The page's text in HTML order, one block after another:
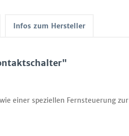
Infos zum Hersteller
einer speziellen Fernsteuerung zur